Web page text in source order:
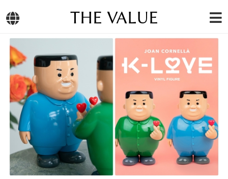
THE VALUE